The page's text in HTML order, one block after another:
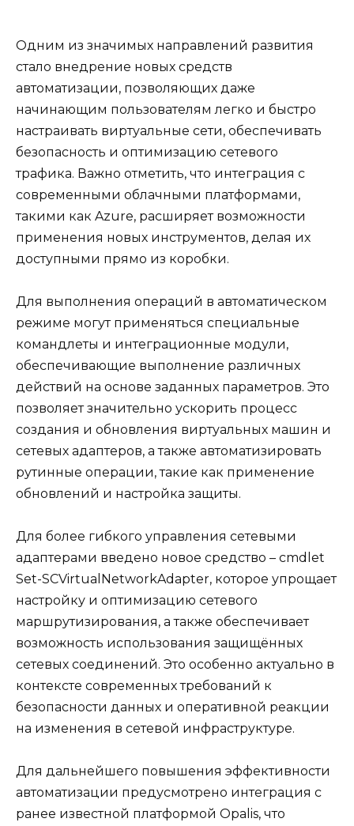
Одним из значимых направлений развития
стало внедрение новых средств
автоматизации, позволяющих даже
начинающим пользователям легко и быстро
настраивать виртуальные сети, обеспечивать
безопасность и оптимизацию сетевого
трафика. Важно отметить, что интеграция с
современными облачными платформами,
такими как Azure, расширяет возможности
применения новых инструментов, делая их
доступными прямо из коробки.
Для выполнения операций в автоматическом
режиме могут применяться специальные
командлеты и интеграционные модули,
обеспечивающие выполнение различных
действий на основе заданных параметров. Это
позволяет значительно ускорить процесс
создания и обновления виртуальных машин и
сетевых адаптеров, а также автоматизировать
рутинные операции, такие как применение
обновлений и настройка защиты.
Для более гибкого управления сетевыми
адаптерами введено новое средство – cmdlet
Set-SCVirtualNetworkAdapter, которое упрощает
настройку и оптимизацию сетевого
маршрутизирования, а также обеспечивает
возможность использования защищённых
сетевых соединений. Это особенно актуально в
контексте современных требований к
безопасности данных и оперативной реакции
на изменения в сетевой инфраструктуре.
Для дальнейшего повышения эффективности
автоматизации предусмотрено интеграция с
ранее известной платформой Opalis, что